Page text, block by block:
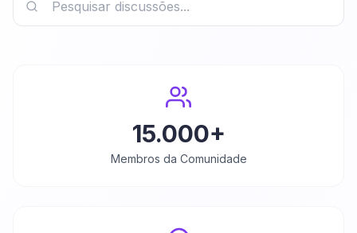
15.000+
Membros da Comunidade